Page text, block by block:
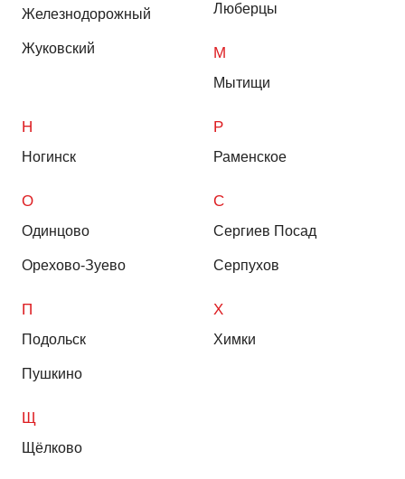
Железнодорожный
Жуковский
Люберцы
М
Мытищи
Н
Ногинск
О
Одинцово
Орехово-Зуево
П
Подольск
Пушкино
Р
Раменское
С
Сергиев Посад
Серпухов
Х
Химки
Щ
Щёлково